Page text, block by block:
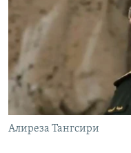
Алиреза Тангсири